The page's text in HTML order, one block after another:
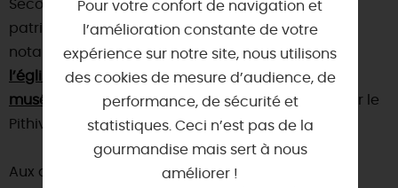
Seconde Guerre mondiale. Elle possède un
patrimoine culturel et architectural intéressant,
notamment
l’église Saint-Salomon-et-Saint-Grégoireet le
musée des transports. Ne manquez pas d’y goûter le
Pithiviers fondant ou feuilleté !
Aux alentours, nous vous conseillons de visiter : le
Pour votre confort de navigation et
l’amélioration constante de votre
expérience sur notre site, nous utilisons
des cookies de mesure d’audience, de
performance, de sécurité et
statistiques. Ceci n’est pas de la
gourmandise mais sert à nous
améliorer !